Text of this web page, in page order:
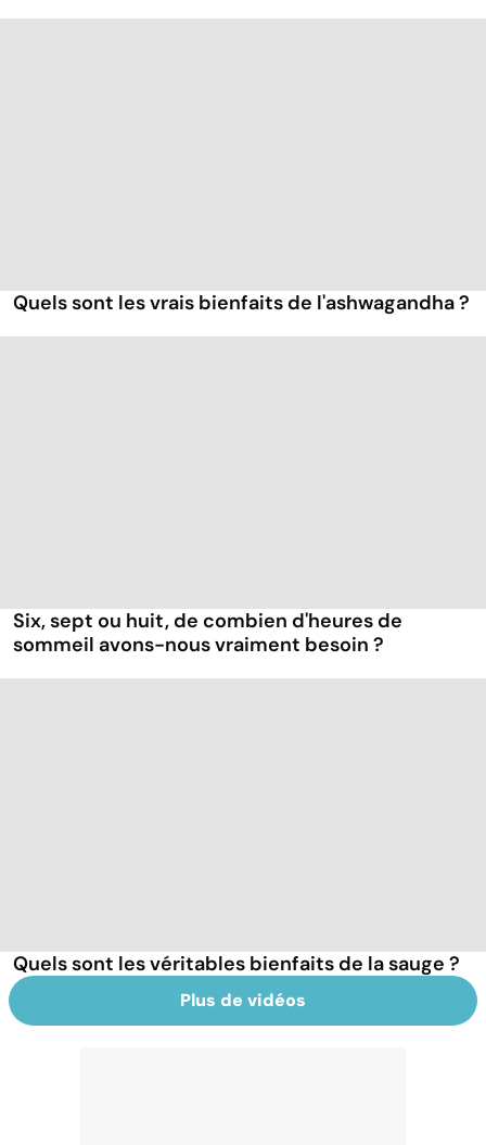
Quels sont les vrais bienfaits de l'ashwagandha ?
Six, sept ou huit, de combien d'heures de
sommeil avons-nous vraiment besoin ?
Quels sont les véritables bienfaits de la sauge ?
Plus de vidéos